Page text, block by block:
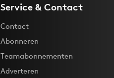
Service & Contact
Contact
Abonneren
Teamabonnementen
Adverteren